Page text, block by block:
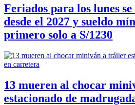
Feriados para los lunes
desde el 2027 y sueldo
primero solo a S/1230
13 mueren al chocar
estacionado de